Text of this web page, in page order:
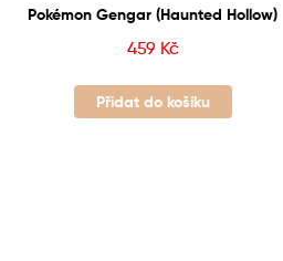
Pokémon Gengar (Haunted Hollow)
459 Kč
Přidat do košíku